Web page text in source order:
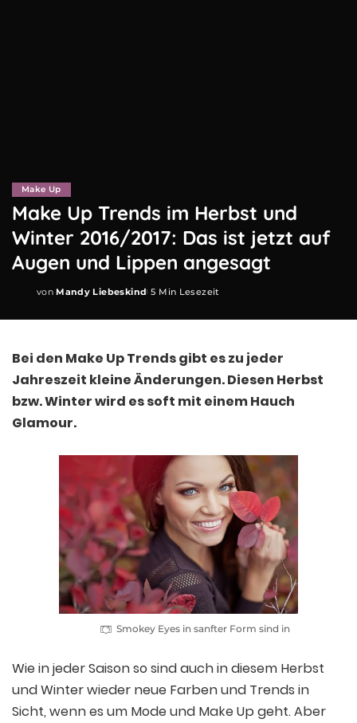
Make Up
Make Up Trends im Herbst und
Winter 2016/2017: Das ist jetzt auf
Augen und Lippen angesagt
Posted
von Mandy Liebeskind 5 Min Lesezeit
Bei den Make Up Trends gibt es zu jeder
Jahreszeit kleine Änderungen. Diesen Herbst
bzw. Winter wird es soft mit einem Hauch
Glamour.
Smokey Eyes in sanfter Form sind in
Wie in jeder Saison so sind auch in diesem Herbst
und Winter wieder neue Farben und Trends in
Sicht, wenn es um Mode und Make Up geht. Aber